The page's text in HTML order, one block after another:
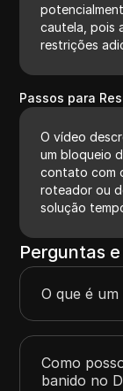
cautela, pois
restrições
Passos para
O vídeo
um bloqueio
contato com
roteador ou
solução
Perguntas
O que é
Como
banido no